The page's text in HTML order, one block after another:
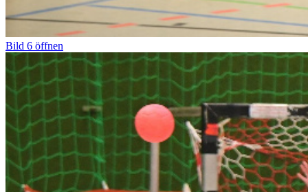
Bild 6 öffnen